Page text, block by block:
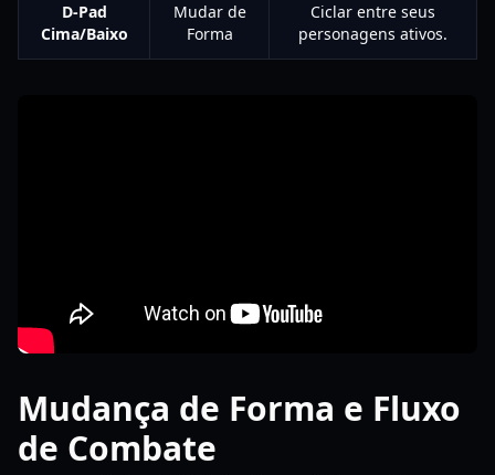
D-Pad
Cima/Baixo
Mudar de
Forma
Ciclar entre seus
personagens ativos.
Mudança de Forma e Fluxo
de Combate